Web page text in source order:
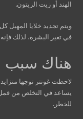
الهند أو زيت الزيتون.
في تغير البشرة، لذلك
هناك سبب
لاحظت غونتر توجها
يساعد في التخلص من قمل
للخطر.